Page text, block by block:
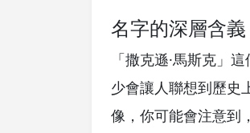
名字的深層含義
「撒克遜·馬斯克」
少會讓人聯想到歷史
像，你可能會注意到